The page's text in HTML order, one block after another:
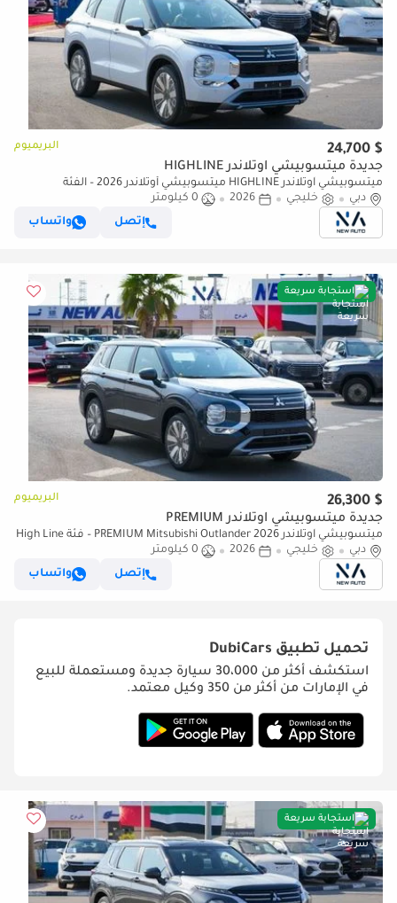
$ 24,700 البريميوم
جديدة ميتسوبيشي آوتلاندر HIGHLINE
ميتسوبيشي آوتلاندر HIGHLINE ميتسوبيشي أوتلاندر 2026 – الفئة
المتوسطة (G05) 2.5 لتر | SUV بسبعة مقاعد | مواصفات الخليج | (للتصدير
فقط)
دبي خليجي 2026
0 كيلومتر
إتصل
واتساب
استجابة سريعة
$ 26,300 البريميوم
جديدة ميتسوبيشي آوتلاندر PREMIUM
ميتسوبيشي آوتلاندر PREMIUM Mitsubishi Outlander 2026 – فئة High Line
(G06) محرك 2.5 لتر – SUV – مواصفات خليجية – جاهزة (للتصدير فقط)دبي خليجي 2026
0 كيلومتر
إتصل
واتساب
تحميل تطبيق DubiCars
استكشف أكثر من 30،000 سيارة جديدة ومستعملة للبيع
في الإمارات من أكثر من 350 وكيل معتمد.
استجابة سريعة